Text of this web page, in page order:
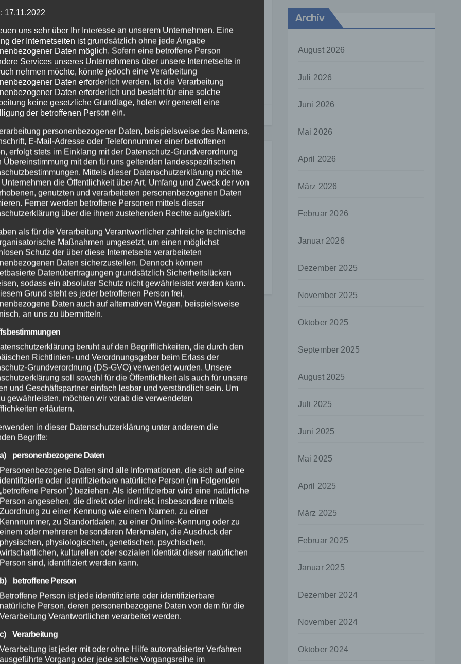
notfall
DWD -> Hitzewarnung – Start der
Warnsaison
NEUWIED
Jahre
System:
50 Einsätze in
Asbach
2026
ALTENKIRCHEN FEUERWEHR
Rauchentwicklung
hinter
leerstehendem
Gebäude sorgt für
Feuerwehreinsatz
2. AUG. 2026
Archiv
August 2026
Juli 2026
Juni 2026
Mai 2026
April 2026
März 2026
Februar 2026
Januar 2026
Dezember 2025
November 2025
Oktober 2025
September 2025
August 2025
Juli 2025
Juni 2025
Mai 2025
April 2025
März 2025
Februar 2025
Januar 2025
Dezember 2024
November 2024
Oktober 2024
17.11.2022
uns sehr über Ihr Interesse an unserem Unternehmen. Eine
der Internetseiten ist grundsätzlich ohne jede Angabe
Daten möglich. Sofern eine betroffene Person
Services unseres Unternehmens über unsere Internetseite in
nehmen möchte, könnte jedoch eine Verarbeitung
Daten erforderlich werden. Ist die Verarbeitung
Daten erforderlich und besteht für eine solche
keine gesetzliche Grundlage, holen wir generell eine
der betroffenen Person ein.
personenbezogener Daten, beispielsweise des Namens,
E-Mail-Adresse oder Telefonnummer einer betroffenen
erfolgt stets im Einklang mit der Datenschutz-Grundverordnung
Übereinstimmung mit den für uns geltenden landesspezifischen
Mittels dieser Datenschutzerklärung möchte
Unternehmen die Öffentlichkeit über Art, Umfang und Zweck der von
genutzten und verarbeiteten personenbezogenen Daten
Ferner werden betroffene Personen mittels dieser
über die ihnen zustehenden Rechte aufgeklärt.
als für die Verarbeitung Verantwortlicher zahlreiche technische
Maßnahmen umgesetzt, um einen möglichst
Schutz der über diese Internetseite verarbeiteten
Daten sicherzustellen. Dennoch können
Datenübertragungen grundsätzlich Sicherheitslücken
sodass ein absoluter Schutz nicht gewährleistet werden kann.
Grund steht es jeder betroffenen Person frei,
Daten auch auf alternativen Wegen, beispielsweise
an uns zu übermitteln.
beruht auf den Begrifflichkeiten, die durch den
Richtlinien- und Verordnungsgeber beim Erlass der
Grundverordnung (DS-GVO) verwendet wurden. Unsere
soll sowohl für die Öffentlichkeit als auch für unsere
und Geschäftspartner einfach lesbar und verständlich sein. Um
gewährleisten, möchten wir vorab die verwendeten
erläutern.
in dieser Datenschutzerklärung unter anderem die
Begriffe:
a) personenbezogene Daten
Personenbezogene Daten sind alle Informationen, die sich auf eine
identifizierte oder identifizierbare natürliche Person (im Folgenden
„betroffene Person") beziehen. Als identifizierbar wird eine natürliche
Person angesehen, die direkt oder indirekt, insbesondere mittels
Zuordnung zu einer Kennung wie einem Namen, zu einer
Kennnummer, zu Standortdaten, zu einer Online-Kennung oder zu
einem oder mehreren besonderen Merkmalen, die Ausdruck der
physischen, physiologischen, genetischen, psychischen,
wirtschaftlichen, kulturellen oder sozialen Identität dieser natürlichen
Person sind, identifiziert werden kann.
b) betroffene Person
Betroffene Person ist jede identifizierte oder identifizierbare
natürliche Person, deren personenbezogene Daten von dem für die
Verarbeitung Verantwortlichen verarbeitet werden.
c) Verarbeitung
Verarbeitung ist jeder mit oder ohne Hilfe automatisierter Verfahren
ausgeführte Vorgang oder jede solche Vorgangsreihe im